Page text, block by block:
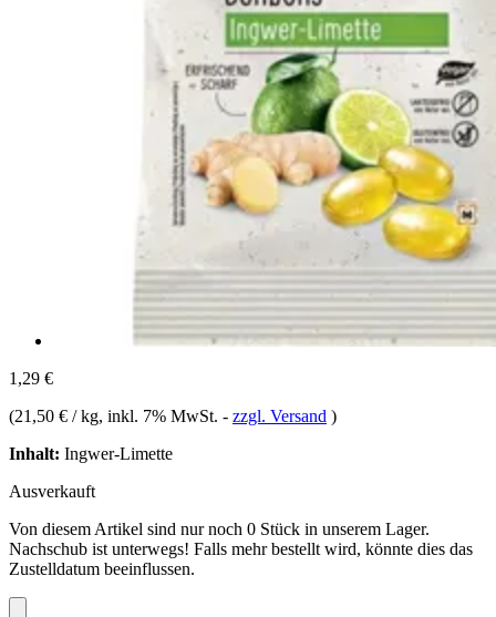
1,29 €
(21,50 € / kg, inkl. 7% MwSt. - zzgl. Versand )
Inhalt: Ingwer-Limette
Ausverkauft
Von diesem Artikel sind nur noch 0 Stück in unserem Lager.
Nachschub ist unterwegs! Falls mehr bestellt wird, könnte dies das
Zustelldatum beeinflussen.